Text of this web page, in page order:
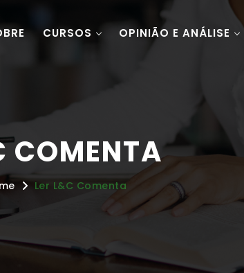
CURSOS OPINIÃO E ANÁLISE
COMENTA
Ler L&C Comenta